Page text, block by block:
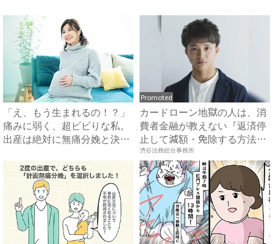
「え、もう生まれるの！？」
痛みに弱く、超ビビりな私。
出産は絶対に無痛分娩と決め
Promoted
カードローン地獄の人は、消
費者金融が教えない『返済停
止して減額・免除する方法』
で...
渋谷法務総合事務所